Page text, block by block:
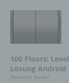
100 Floors:
Lösung Android
Aktueller Artikel
Name und
der